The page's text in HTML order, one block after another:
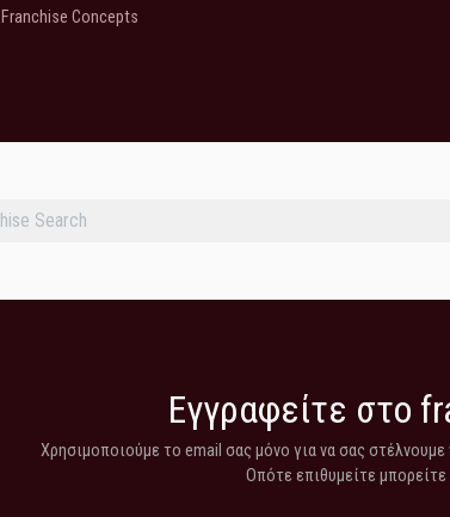
Franchise Concepts
Εγγραφείτε στο
Χρησιμοποιούμε το email σας μόνο για να σας
Οπότε επιθυμείτε